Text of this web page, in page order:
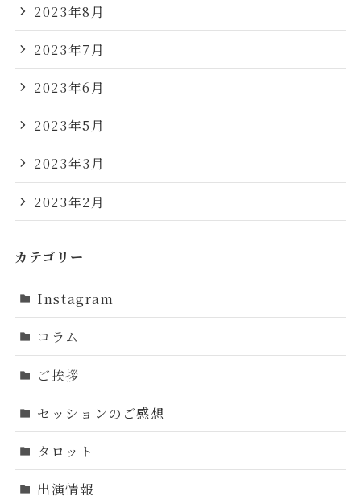
2023年8月
2023年7月
2023年6月
2023年5月
2023年3月
2023年2月
カテゴリー
Instagram
コラム
ご挨拶
セッションのご感想
タロット
出演情報